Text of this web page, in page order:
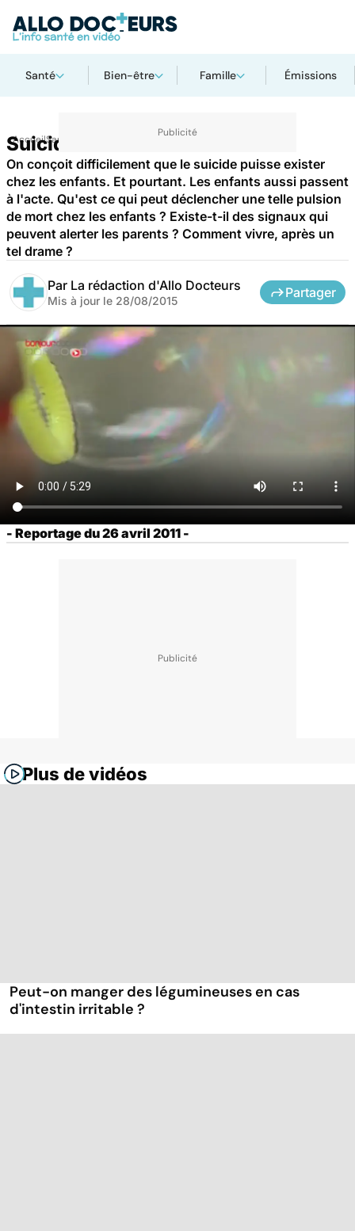
Santé Bien-être Famille Émissions
AccueilSanté
Suicide : les enfants aussi
On conçoit difficilement que le suicide puisse exister
chez les enfants. Et pourtant. Les enfants aussi passent
à l'acte. Qu'est ce qui peut déclencher une telle pulsion
de mort chez les enfants ? Existe-t-il des signaux qui
peuvent alerter les parents ? Comment vivre, après un
tel drame ?
Par La rédaction d'Allo Docteurs
Mis à jour le 28/08/2015
Partager
- Reportage du 26 avril 2011 -
Plus de vidéos
Peut-on manger des légumineuses en cas
d'intestin irritable ?